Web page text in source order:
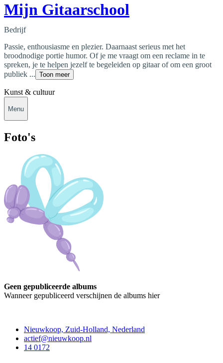
Mijn Gitaarschool
Bedrijf
Passie, enthousiasme en plezier. Daarnaast serieus met het
broodnodige portie humor. Of je me vraagt om een reclame in te
spreken, je te helpen jezelf te begeleiden op gitaar of om een groot
publiek ... Toon meer
Kunst & cultuur
Menu
Foto's
Geen gepubliceerde albums
Wanneer gepubliceerd verschijnen de albums hier
Nieuwkoop, Zuid-Holland, Nederland
actief@nieuwkoop.nl
14 0172